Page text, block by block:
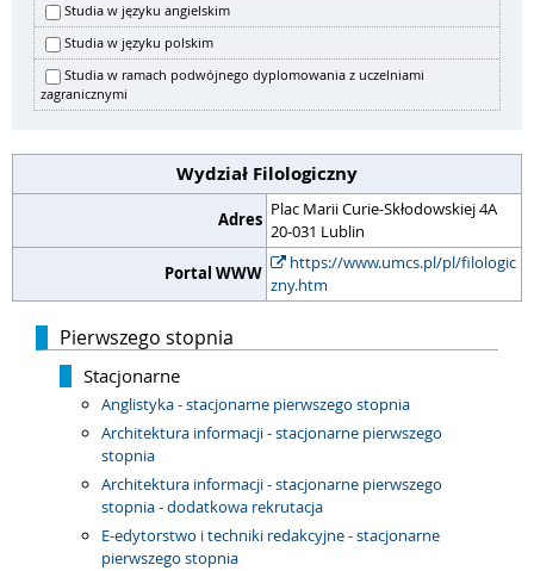
Studia w języku angielskim
Studia w języku polskim
Studia w ramach podwójnego dyplomowania z uczelniami
zagranicznymi
Wydział Filologiczny
Adres Plac Marii Curie-Skłodowskiej 4A
20-031 Lublin
Portal WWW
https://www.umcs.pl/pl/filologic
zny.htm
Pierwszego stopnia
Stacjonarne
Anglistyka - stacjonarne pierwszego stopnia
Architektura informacji - stacjonarne pierwszego
stopnia
Architektura informacji - stacjonarne pierwszego
stopnia - dodatkowa rekrutacja
E-edytorstwo i techniki redakcyjne - stacjonarne
pierwszego stopnia